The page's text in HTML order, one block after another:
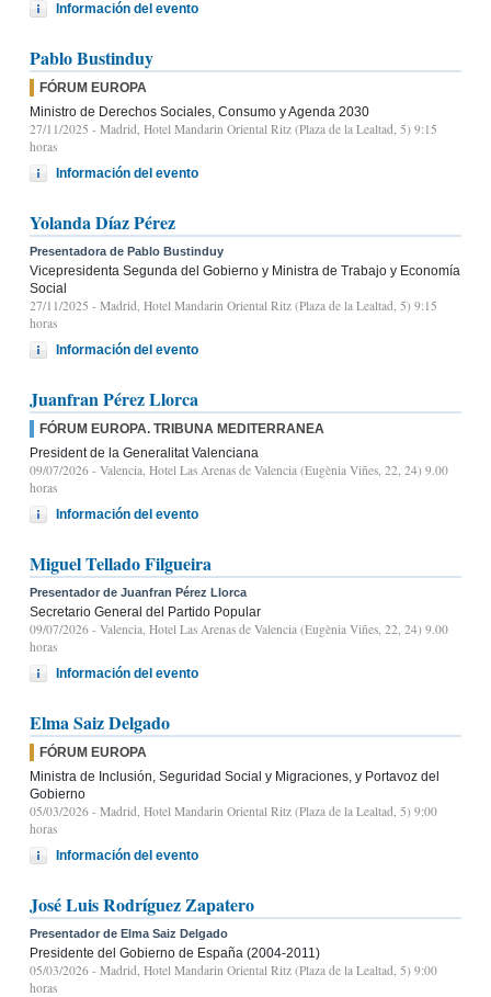
Información del evento
Pablo Bustinduy
FÓRUM EUROPA
Ministro de Derechos Sociales, Consumo y Agenda 2030
27/11/2025 - Madrid, Hotel Mandarin Oriental Ritz (Plaza de la Lealtad, 5) 9:15
horas
Información del evento
Yolanda Díaz Pérez
Presentadora de Pablo Bustinduy
Vicepresidenta Segunda del Gobierno y Ministra de Trabajo y Economía
Social
27/11/2025 - Madrid, Hotel Mandarin Oriental Ritz (Plaza de la Lealtad, 5) 9:15
horas
Información del evento
Juanfran Pérez Llorca
FÓRUM EUROPA. TRIBUNA MEDITERRANEA
President de la Generalitat Valenciana
09/07/2026 - Valencia, Hotel Las Arenas de Valencia (Eugènia Viñes, 22, 24) 9.00
horas
Información del evento
Miguel Tellado Filgueira
Presentador de Juanfran Pérez Llorca
Secretario General del Partido Popular
09/07/2026 - Valencia, Hotel Las Arenas de Valencia (Eugènia Viñes, 22, 24) 9.00
horas
Información del evento
Elma Saiz Delgado
FÓRUM EUROPA
Ministra de Inclusión, Seguridad Social y Migraciones, y Portavoz del
Gobierno
05/03/2026 - Madrid, Hotel Mandarin Oriental Ritz (Plaza de la Lealtad, 5) 9:00
horas
Información del evento
José Luis Rodríguez Zapatero
Presentador de Elma Saiz Delgado
Presidente del Gobierno de España (2004-2011)
05/03/2026 - Madrid, Hotel Mandarin Oriental Ritz (Plaza de la Lealtad, 5) 9:00
horas